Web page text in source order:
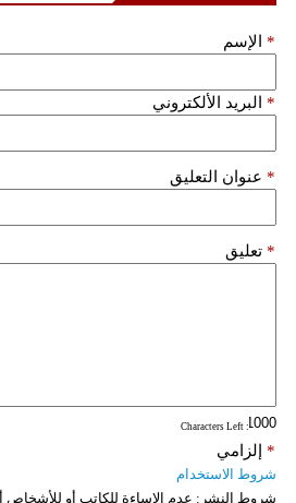
الإسم *
البريد الألكتروني *
عنوان التعليق *
تعليق *
: Characters Left
إلزامي *
شروط الاستخدام
شروط النشر: عدم الإساءة للكاتب أو للأشخاص